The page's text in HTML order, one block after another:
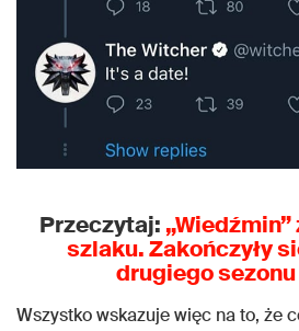
Przeczytaj: „Wiedźmin”
szlaku. Zakończyły
drugiego
Wszystko wskazuje więc na to, że